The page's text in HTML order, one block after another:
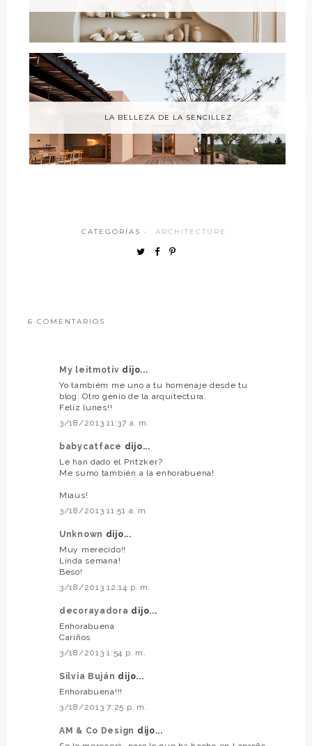
LA BELLEZA DE LA SENCILLEZ
CATEGORÍAS · ARCHITECTURE
6 COMENTARIOS
My leitmotiv dijo...
Yo tambiém me uno a tu homenaje desde tu
blog. Otro genio de la arquitectura.
Feliz lunes!!
3/18/2013 11:37 a. m.
babycatface dijo...
Le han dado el Pritzker?
Me sumo también a la enhorabuena!
Miaus!
3/18/2013 11:51 a. m.
Unknown dijo...
Muy merecido!!
Linda semana!
Beso!
3/18/2013 12:14 p. m.
decorayadora dijo...
Enhorabuena
Cariños
3/18/2013 1:54 p. m.
Silvia Buján dijo...
Enhorabuena!!!
3/18/2013 7:25 p. m.
AM & Co Design dijo...